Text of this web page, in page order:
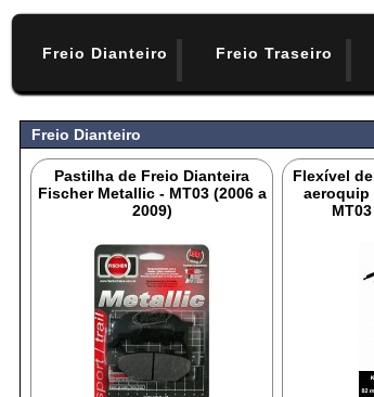
Freio Dianteiro Freio Traseiro
Freio Dianteiro
Pastilha de Freio Dianteira
Fischer Metallic - MT03 (2006 a
2009)
Flexível
aeroquip